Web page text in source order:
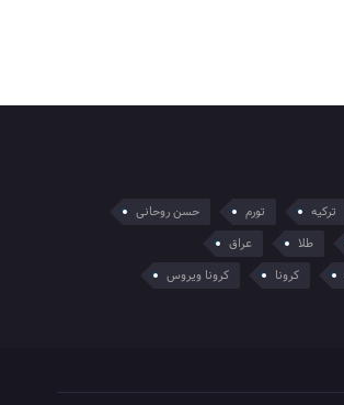
ترکیه تورم
حسن روحانی
طلا
عراق
کرونا
کرونا ویروس